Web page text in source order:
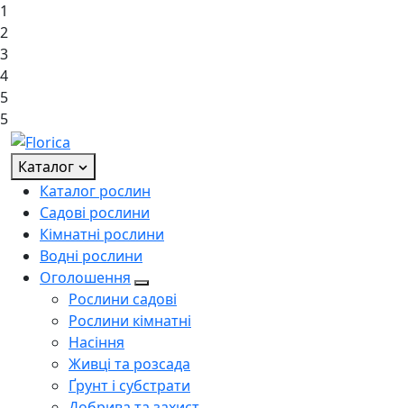
1
2
3
4
5
5
Каталог
Каталог рослин
Садові рослини
Кімнатні рослини
Водні рослини
Оголошення
Рослини садові
Рослини кімнатні
Насіння
Живці та розсада
Ґрунт і субстрати